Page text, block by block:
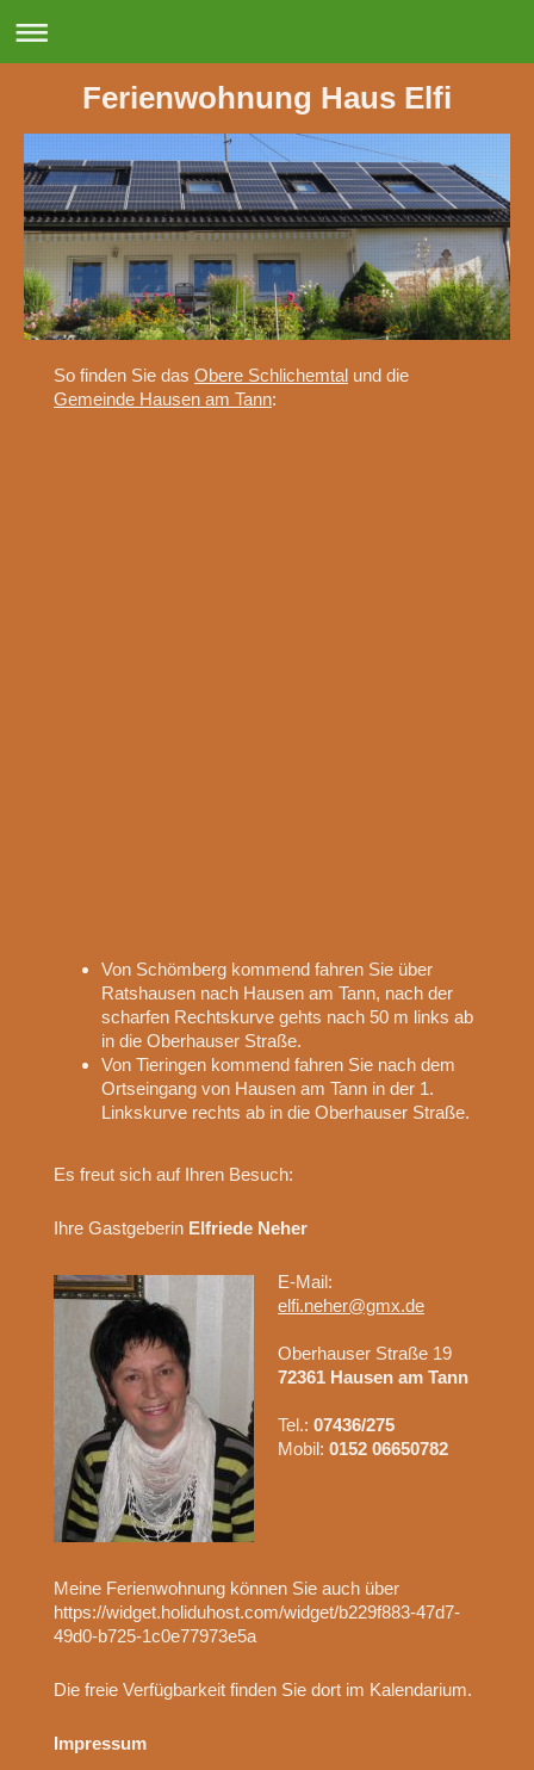
Ferienwohnung Haus Elfi
So finden Sie das Obere Schlichemtal und die
Gemeinde Hausen am Tann:
Von Schömberg kommend fahren Sie über
Ratshausen nach Hausen am Tann, nach der
scharfen Rechtskurve gehts nach 50 m links ab
in die Oberhauser Straße.
Von Tieringen kommend fahren Sie nach dem
Ortseingang von Hausen am Tann in der 1.
Linkskurve rechts ab in die Oberhauser Straße.
Es freut sich auf Ihren Besuch:
Ihre Gastgeberin Elfriede Neher
E-Mail:
elfi.neher@gmx.de
Oberhauser Straße 19
72361 Hausen am Tann
Tel.: 07436/275
Mobil: 0152 06650782
Meine Ferienwohnung können Sie auch über
https://widget.holiduhost.com/widget/b229f883-47d7-
49d0-b725-1c0e77973e5a
Die freie Verfügbarkeit finden Sie dort im Kalendarium.
Impressum